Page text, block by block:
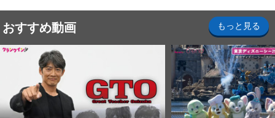
おすすめ動画 もっと見る